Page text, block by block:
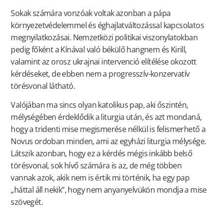
Sokak számára vonzóak voltak azonban a pápa
környezetvédelemmel és éghajlatváltozással kapcsolatos
megnyilatkozásai. Nemzetközi politikai viszonylatokban
pedig főként a Kínával való békülő hangnem és Kirill,
valamint az orosz ukrajnai intervenció elítélése okozott
kérdéseket, de ebben nem a progresszív-konzervatív
törésvonal látható.
Valójában ma sincs olyan katolikus pap, aki őszintén,
mélységében érdeklődik a liturgia után, és azt mondaná,
hogy a tridenti mise megismerése nélkül is felismerhető a
Novus ordoban minden, ami az egyházi liturgia mélysége.
Látszik azonban, hogy ez a kérdés mégis inkább belső
törésvonal, sok hívő számára is az, de még többen
vannak azok, akik nem is értik mi történik, ha egy pap
„háttal áll nekik”, hogy nem anyanyelvükön mondja a mise
szövegét.